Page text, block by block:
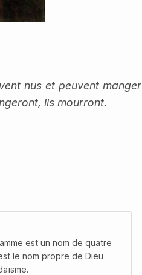
nus et peuvent manger
ils mourront.
est un nom de quatre
le nom propre de Dieu